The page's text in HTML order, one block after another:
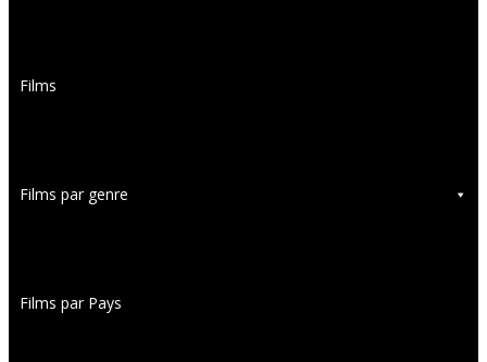
Films
Films par genre
Films par Pays